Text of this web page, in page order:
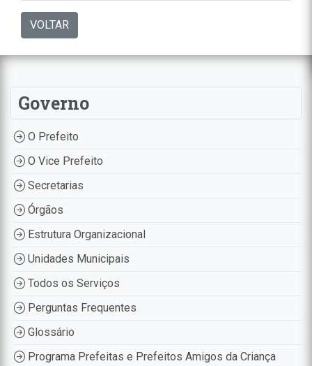
VOLTAR
Governo
O Prefeito
O Vice Prefeito
Secretarias
Órgãos
Estrutura Organizacional
Unidades Municipais
Todos os Serviços
Perguntas Frequentes
Glossário
Programa Prefeitas e Prefeitos Amigos da Criança